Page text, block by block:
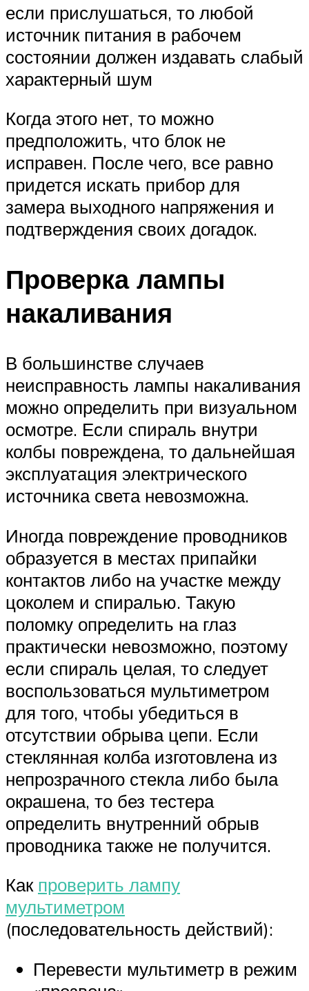
если прислушаться, то любой
источник питания в рабочем
состоянии должен издавать слабый
характерный шум
Когда этого нет, то можно
предположить, что блок не
исправен. После чего, все равно
придется искать прибор для
замера выходного напряжения и
подтверждения своих догадок.
Проверка лампы
накаливания
В большинстве случаев
неисправность лампы накаливания
можно определить при визуальном
осмотре. Если спираль внутри
колбы повреждена, то дальнейшая
эксплуатация электрического
источника света невозможна.
Иногда повреждение проводников
образуется в местах припайки
контактов либо на участке между
цоколем и спиралью. Такую
поломку определить на глаз
практически невозможно, поэтому
если спираль целая, то следует
воспользоваться мультиметром
для того, чтобы убедиться в
отсутствии обрыва цепи. Если
стеклянная колба изготовлена из
непрозрачного стекла либо была
окрашена, то без тестера
определить внутренний обрыв
проводника также не получится.
Как проверить лампу
мультиметром
(последовательность действий):
Перевести мультиметр в режим